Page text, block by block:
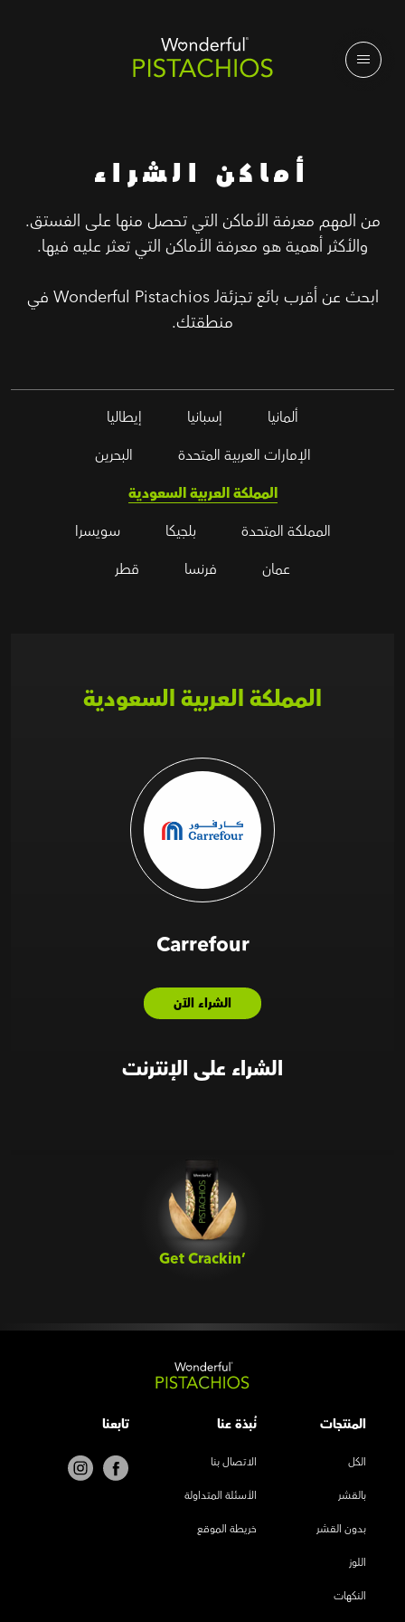
أماكن الشراء
من المهم معرفة الأماكن التي تحصل منها على الفستق.
والأكثر أهمية هو معرفة الأماكن التي تعثر عليه فيها.
ابحث عن أقرب بائع تجزئةلـ Wonderful Pistachios في
منطقتك.
ألمانيا إسبانيا
إيطاليا
الإمارات العربية المتحدة
البحرين
المملكة العربية السعودية
المملكة المتحدة
بلجيكا
سويسرا
عمان
فرنسا قطر
المملكة العربية السعودية
Carrefour
الشراء الآن
الشراء على الإنترنت
Get Crackin’‎
المنتجات
الكل
بالقشر
بدون القشر
اللوز
النكهات
نُبذة عنا
الاتصال بنا
الأسئلة المتداولة
خريطة الموقع
تابعنا